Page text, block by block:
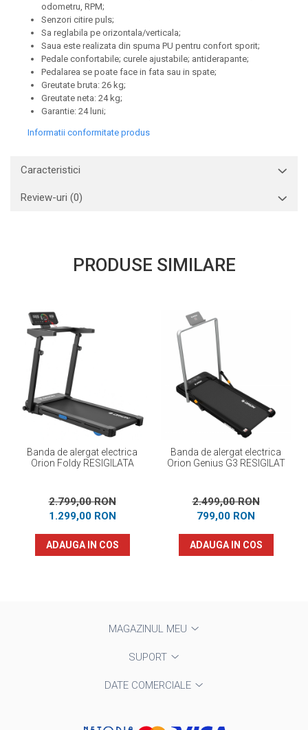
odometru, RPM;
Senzori citire puls;
Sa reglabila pe orizontala/verticala;
Saua este realizata din spuma PU pentru confort sporit;
Pedale confortabile; curele ajustabile; antiderapante;
Pedalarea se poate face in fata sau in spate;
Greutate bruta: 26 kg;
Greutate neta: 24 kg;
Garantie: 24 luni;
Informatii conformitate produs
Caracteristici
Review-uri (0)
PRODUSE SIMILARE
Banda de alergat electrica
Orion Foldy RESIGILATA
2.799,00 RON
1.299,00 RON
ADAUGA IN COS
Banda de alergat electrica
Orion Genius G3 RESIGILAT
2.499,00 RON
799,00 RON
ADAUGA IN COS
MAGAZINUL MEU
SUPORT
DATE COMERCIALE